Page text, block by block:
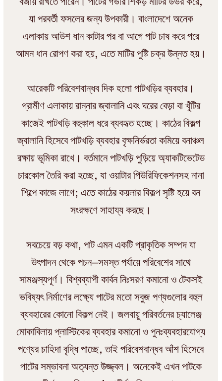
যা পরবর্তী ফসলের জন্য উপকারী। বাংলাদেশে অনেক
এলাকায় আউশ ধান কাটার পর বা আগে পাট চাষ করে পরে
আমন ধান রোপণ করা হয়, এতে মাটির পুষ্টি চক্র উন্নত হয়।
আরেকটি পরিবেশবান্ধব দিক হলো পাটখড়ির ব্যবহার।
গ্রামীণ এলাকায় রান্নার জ্বালানি এবং ঘরের বেড়া বা খুঁটির
কাজেই পাটখড়ি বহুকাল ধরে ব্যবহৃত হচ্ছে। কাঠের বিকল্প
জ্বালানি হিসেবে পাটখড়ি ব্যবহার বৃক্ষনির্ভরতা কমিয়ে বনাঞ্চল
রক্ষায় ভূমিকা রাখে। বর্তমানে পাটখড়ি পুড়িয়ে অ্যাকটিভেটেড
চারকোল তৈরি করা হচ্ছে, যা ওয়াটার পিউরিফিকেশনসহ নানা
শিল্পে কাজে লাগে; এতে কাঠের কয়লার বিকল্প সৃষ্টি হয়ে বন
সংরক্ষণে সাহায্য করছে।
সবচেয়ে বড় কথা, পাট এমন একটি প্রাকৃতিক সম্পদ যা
উৎপাদন থেকে পচন—সমস্ত পর্যায়ে পরিবেশের সাথে
সামঞ্জস্যপূর্ণ। বিশ্বব্যাপী কার্বন নিঃসরণ কমানো ও টেকসই
ভবিষ্যৎ নির্মাণের লক্ষ্যে পাটের মতো সবুজ পণ্যগুলোর বহুল
ব্যবহারের কোনো বিকল্প নেই। জলবায়ু পরিবর্তনের চ্যালেঞ্জ
মোকাবিলায় প্লাস্টিকের ব্যবহার কমানো ও পুনঃব্যবহারযোগ্য
পণ্যের চাহিদা বৃদ্ধি পাচ্ছে, তাই পরিবেশবান্ধব আঁশ হিসেবে
পাটের সম্ভাবনা অত্যন্ত উজ্জ্বল। অনেকেই এখন পাটকে